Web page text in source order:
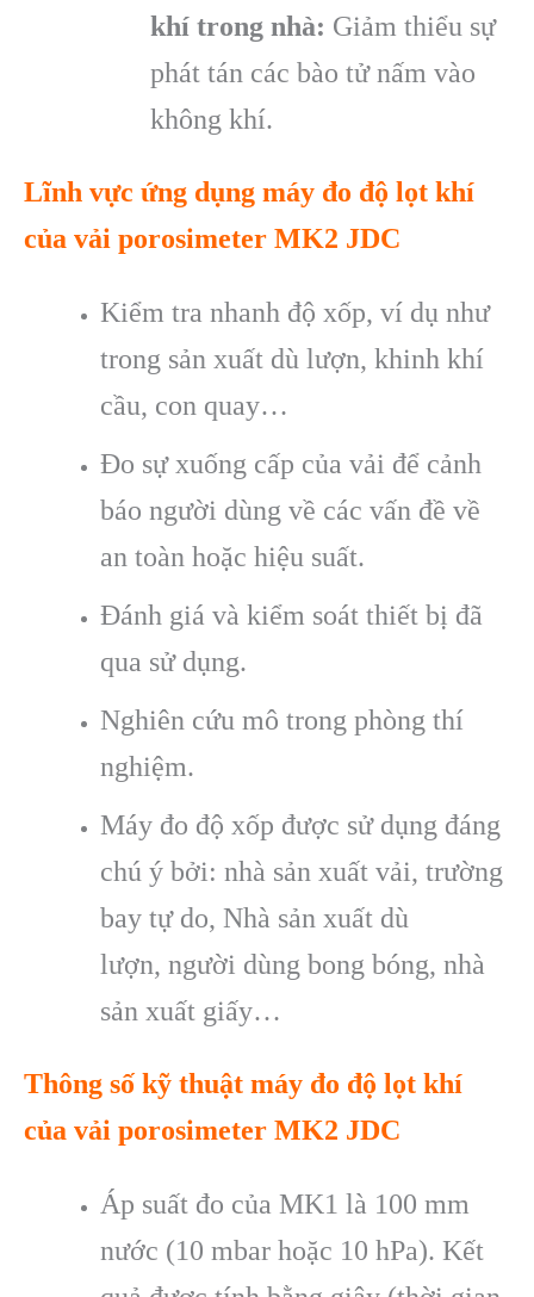
khí trong nhà: Giảm thiểu sự
phát tán các bào tử nấm vào
không khí.
Lĩnh vực ứng dụng máy đo độ lọt khí
của vải porosimeter MK2 JDC
Kiểm tra nhanh độ xốp, ví dụ như
trong sản xuất dù lượn, khinh khí
cầu, con quay…
Đo sự xuống cấp của vải để cảnh
báo người dùng về các vấn đề về
an toàn hoặc hiệu suất.
Đánh giá và kiểm soát thiết bị đã
qua sử dụng.
Nghiên cứu mô trong phòng thí
nghiệm.
Máy đo độ xốp được sử dụng đáng
chú ý bởi: nhà sản xuất vải, trường
bay tự do, Nhà sản xuất dù
lượn, người dùng bong bóng, nhà
sản xuất giấy…
Thông số kỹ thuật máy đo độ lọt khí
của vải porosimeter MK2 JDC
Áp suất đo của MK1 là 100 mm
nước (10 mbar hoặc 10 hPa). Kết